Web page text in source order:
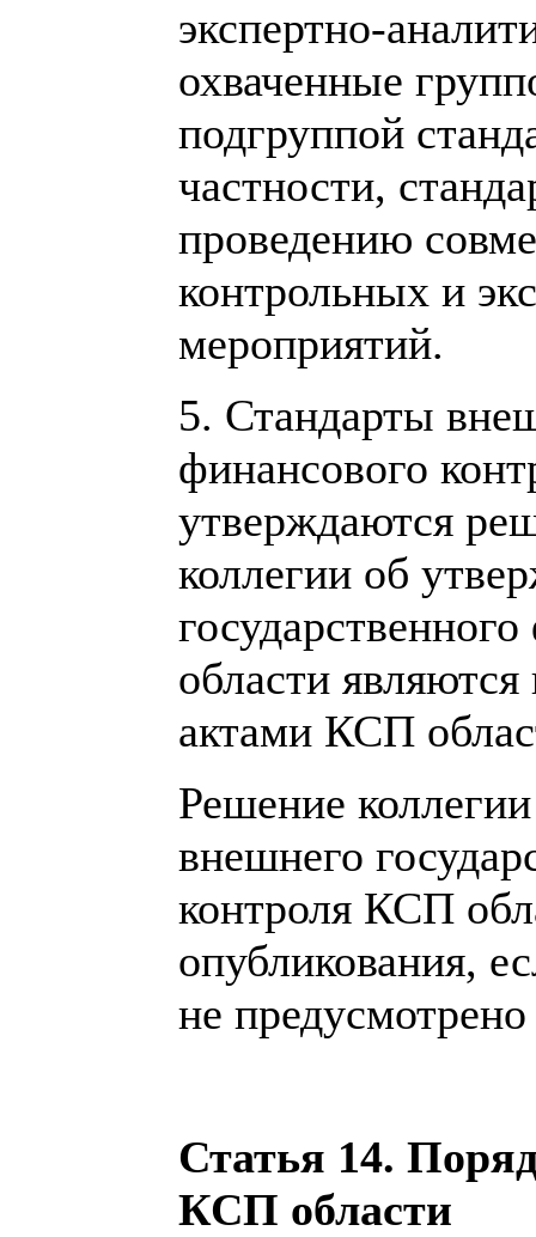
экспертно-
охваченные
подгруппой
частности,
проведению
контрольных и
мероприятий.
5. Стандарты
финансового
утверждаются
коллегии об
области
актами КСП
Решение
внешнего
контроля КСП
опубликования,
не
Статья 14.
КСП области